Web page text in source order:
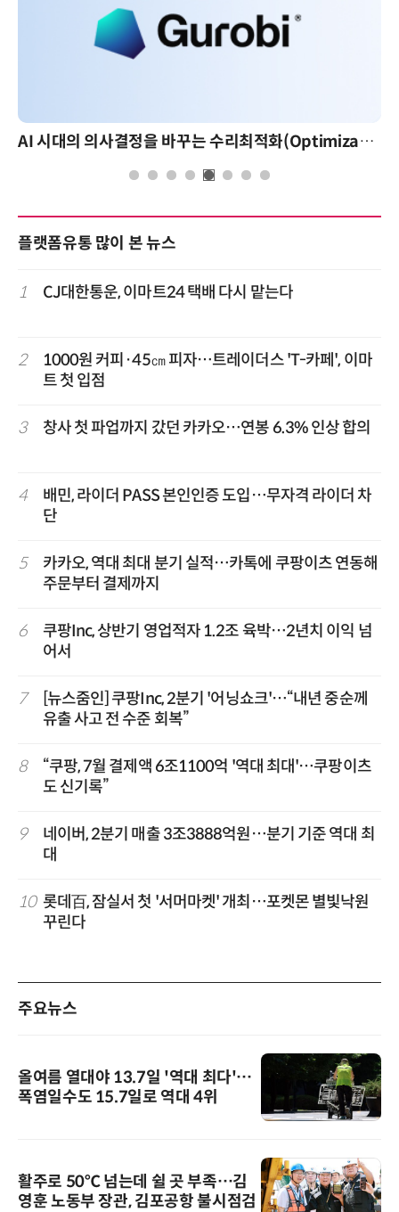
AI 시대의 의사결정을 바꾸는 수리최적화(Optimization): 실제 산업 적용 사례와 활용 전략
플랫폼유통 많이 본 뉴스
1 CJ대한통운, 이마트24 택배 다시 맡는다
2
1000원 커피·45㎝ 피자…트레이더스 'T-카페', 이마
트 첫 입점
3 창사 첫 파업까지 갔던 카카오…연봉 6.3% 인상 합의
4
배민, 라이더 PASS 본인인증 도입…무자격 라이더 차
단
5
카카오, 역대 최대 분기 실적…카톡에 쿠팡이츠 연동해
주문부터 결제까지
6
쿠팡Inc, 상반기 영업적자 1.2조 육박…2년치 이익 넘
어서
7
[뉴스줌인] 쿠팡Inc, 2분기 '어닝쇼크'…“내년 중순께
유출 사고 전 수준 회복”
8
“쿠팡, 7월 결제액 6조1100억 '역대 최대'…쿠팡이츠
도 신기록”
9
네이버, 2분기 매출 3조3888억원…분기 기준 역대 최
대
10 롯데百, 잠실서 첫 '서머마켓' 개최…포켓몬 별빛낙원
꾸린다
주요뉴스
올여름 열대야 13.7일 '역대 최다'…
폭염일수도 15.7일로 역대 4위
활주로 50℃ 넘는데 쉴 곳 부족…김
영훈 노동부 장관, 김포공항 불시점검